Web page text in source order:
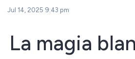
Jul 14, 2025 9:43 pm
La magia